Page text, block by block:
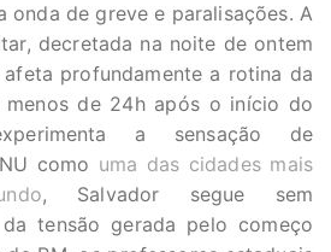
onda de greve e paralisações. A
decretada na noite de ontem
afeta profundamente a rotina da
menos de 24h após o início do
a sensação de
como uma das cidades mais
, Salvador segue sem
tensão gerada pelo começo